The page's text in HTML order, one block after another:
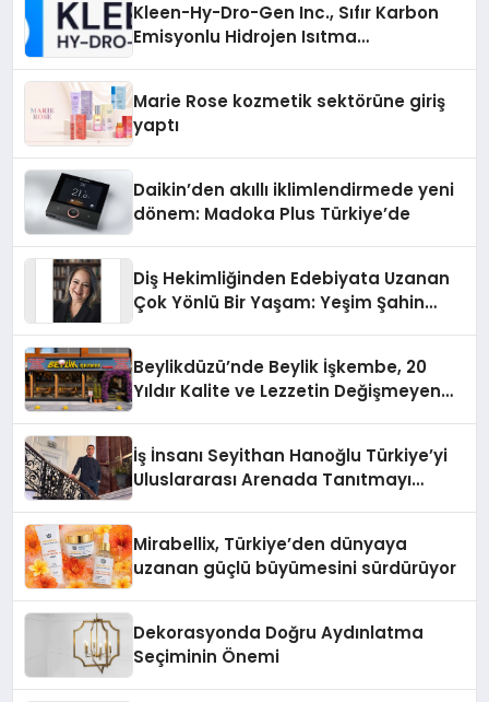
Kleen-Hy-Dro-Gen Inc., Sıfır Karbon
Emisyonlu Hidrojen Isıtma
Marie Rose kozmetik sektörüne giriş
yaptı
Daikin’den akıllı iklimlendirmede yeni
dönem: Madoka Plus Türkiye’de
Diş Hekimliğinden Edebiyata Uzanan
Çok Yönlü Bir Yaşam: Yeşim Şahin
Beylikdüzü’nde Beylik İşkembe, 20
Yıldır Kalite ve Lezzetin Değişmeyen
İş İnsanı Seyithan Hanoğlu Türkiye’yi
Uluslararası Arenada Tanıtmayı
Mirabellix, Türkiye’den dünyaya
uzanan güçlü büyümesini sürdürüyor
Dekorasyonda Doğru Aydınlatma
Seçiminin Önemi